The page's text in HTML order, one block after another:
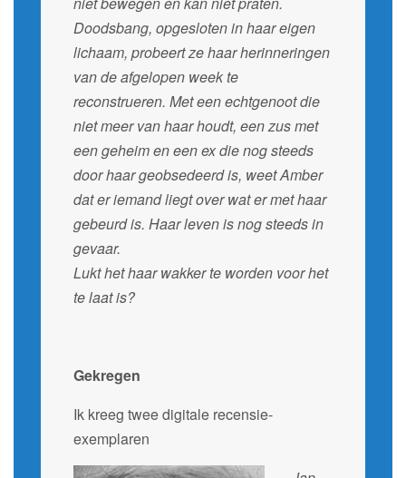
Doodsbang, opgesloten in haar eigen
lichaam, probeert ze haar herinneringen
van de afgelopen week te
reconstrueren. Met een echtgenoot die
niet meer van haar houdt, een zus met
een geheim en een ex die nog steeds
door haar geobsedeerd is, weet Amber
dat er iemand liegt over wat er met haar
gebeurd is. Haar leven is nog steeds in
gevaar.
Lukt het haar wakker te worden voor het
te laat is?
Gekregen
Ik kreeg twee digitale recensie-
exemplaren